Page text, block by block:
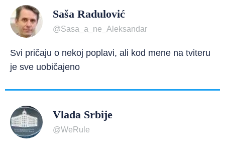
Saša Radulović
@Sasa_a_ne_Aleksandar
Svi pričaju o nekoj poplavi, ali kod mene na tviteru
je sve uobičajeno
Vlada Srbije
@WeRule